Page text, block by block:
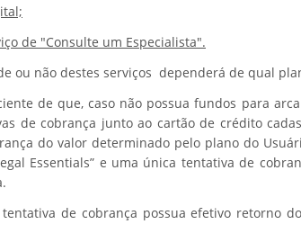
de "Consulte um Especialista".
ou não destes serviços dependerá de qual
de que, caso não possua fundos para
de cobrança junto ao cartão de crédito
do valor determinado pelo plano do
Essentials” e uma única tentativa de
tentativa de cobrança possua efetivo retorno